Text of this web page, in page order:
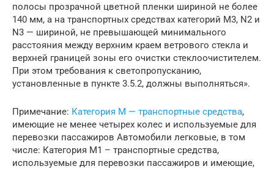
полосы прозрачной цветной пленки шириной не более
140 мм, а на транспортных средствах категорий М3, N2 и
N3 — шириной, не превышающей минимального
расстояния между верхним краем ветрового стекла и
верхней границей зоны его очистки стеклоочистителем.
При этом требования к светопропусканию,
установленные в пункте 3.5.2, должны выполняться».
Примечание: Категория M — транспортные средства,
имеющие не менее четырех колес и используемые для
перевозки пассажиров Автомобили легковые, в том
числе: Категория М1 – транспортные средства,
используемые для перевозки пассажиров и имеющие,